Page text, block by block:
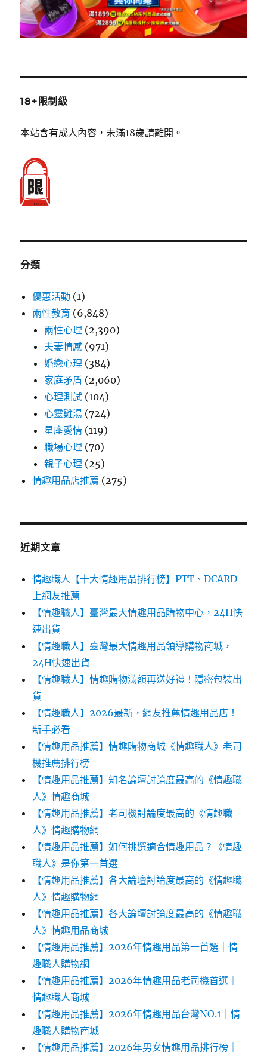
18+限制級
本站含有成人內容，未滿18歲請離開。
分類
優惠活動 (1)
兩性教育 (6,848)
兩性心理 (2,390)
夫妻情感 (971)
婚戀心理 (384)
家庭矛盾 (2,060)
心理測試 (104)
心靈雞湯 (724)
星座愛情 (119)
職場心理 (70)
親子心理 (25)
情趣用品店推薦 (275)
近期文章
情趣職人【十大情趣用品排行榜】PTT、DCARD
上網友推薦
【情趣職人】臺灣最大情趣用品購物中心，24H快
速出貨
【情趣職人】臺灣最大情趣用品領導購物商城，
24H快速出貨
【情趣職人】情趣購物滿額再送好禮！隱密包裝出
貨
【情趣職人】2026最新，網友推薦情趣用品店！
新手必看
【情趣用品推薦】情趣購物商城《情趣職人》老司
機推薦排行榜
【情趣用品推薦】知名論壇討論度最高的《情趣職
人》情趣商城
【情趣用品推薦】老司機討論度最高的《情趣職
人》情趣購物網
【情趣用品推薦】如何挑選適合情趣用品？《情趣
職人》是你第一首選
【情趣用品推薦】各大論壇討論度最高的《情趣職
人》情趣購物網
【情趣用品推薦】各大論壇討論度最高的《情趣職
人》情趣用品商城
【情趣用品推薦】2026年情趣用品第一首選｜情
趣職人購物網
【情趣用品推薦】2026年情趣用品老司機首選｜
情趣職人商城
【情趣用品推薦】2026年情趣用品台灣NO.1｜情
趣職人購物商城
【情趣用品推薦】2026年男女情趣用品排行榜｜